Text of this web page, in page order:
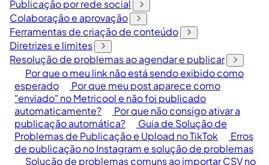
Publicação por rede social
Colaboração e aprovação
Ferramentas de criação de conteúdo
Diretrizes e limites
Resolução de problemas ao agendar e publicar
Por que o meu link não está sendo exibido como
esperado
Por que meu post aparece como
"enviado" no Metricool e não foi publicado
automaticamente?
Por que não consigo ativar a
publicação automática?
Guia de Solução de
Problemas de Publicação e Upload no TikTok
Erros
de publicação no Instagram e solução de problemas
Solução de problemas comuns ao importar CSV no